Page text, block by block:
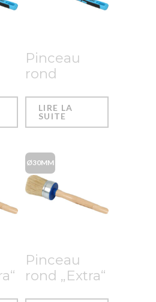
Pinceau
rond
LIRE LA
SUITE
Pinceau
rond „Extra“
Ø30MM